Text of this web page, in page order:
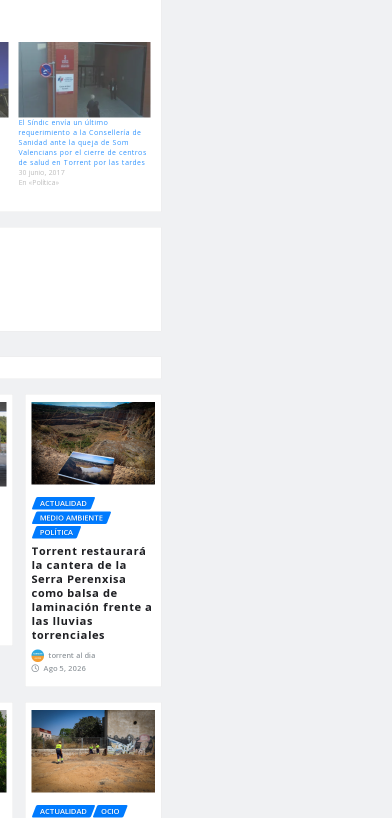
El Síndic envía un último
requerimiento a la Consellería de
Sanidad ante la queja de Som
Valencians por el cierre de centros
de salud en Torrent por las tardes
30 junio, 2017
En «Política»
ACTUALIDAD
MEDIO AMBIENTE
POLÍTICA
Torrent restaurará
la cantera de la
Serra Perenxisa
como balsa de
laminación frente a
las lluvias
torrenciales
torrent al dia
Ago 5, 2026
ACTUALIDAD OCIO